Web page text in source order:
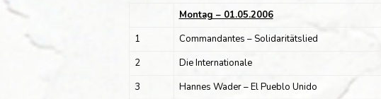
Montag – 01.05.2006
1
Commandantes – Solidaritätslied
2
Die Internationale
3
Hannes Wader – El Pueblo Unido